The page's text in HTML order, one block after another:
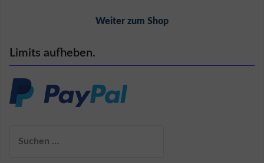
Weiter zum Shop
Limits aufheben.
nach: